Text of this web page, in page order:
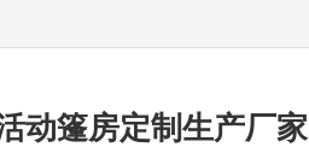
动篷房定制生产厂家